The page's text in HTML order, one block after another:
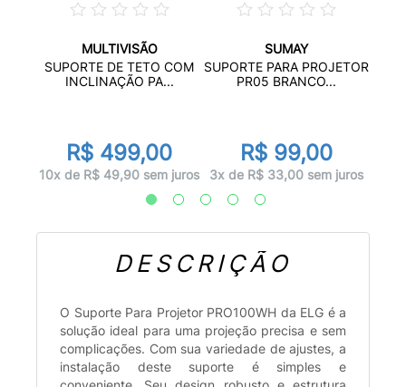
MULTIVISÃO
SUPORTE DE TETO COM
INCLINAÇÃO PA...
R$ 499,00
10x de R$ 49,90 sem juros
SUMAY
SUPORTE PARA PROJETOR
PR05 BRANCO...
R$ 99,00
3x de R$ 33,00 sem juros
DESCRIÇÃO
O Suporte Para Projetor PRO100WH da ELG é a
solução ideal para uma projeção precisa e sem
complicações. Com sua variedade de ajustes, a
instalação deste suporte é simples e